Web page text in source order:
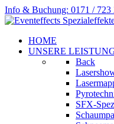
Info & Buchung: 0171 / 723
HOME
UNSERE
Back
SFX-